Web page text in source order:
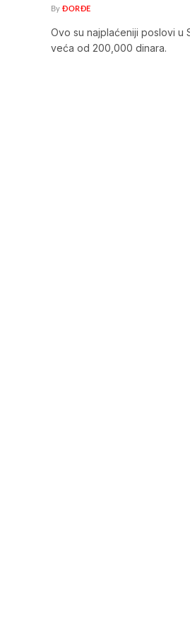
By ĐORĐE
Ovo su najplaćeniji poslovi u
veća od 200,000 dinara.